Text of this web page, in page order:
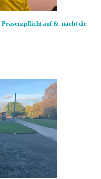
Präsenzpflicht auf & macht die